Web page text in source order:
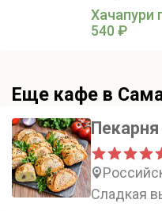
Хачапури
540 ₽
Еще кафе в
Пекарня
Сладкая